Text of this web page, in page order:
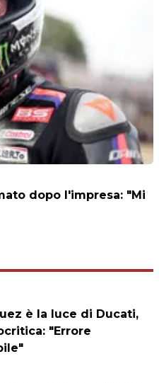
dopo l'impresa: "Mi
è la luce di Ducati,
"Errore